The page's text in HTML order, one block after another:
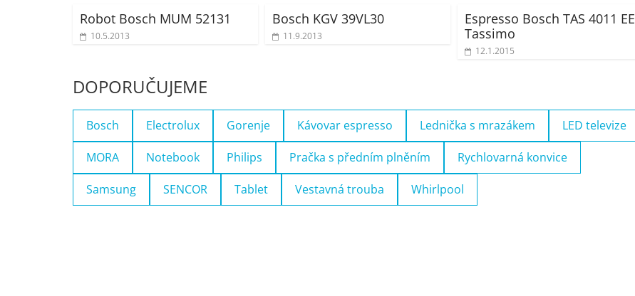
telefony,
kávovary,
Robot Bosch MUM 52131
10.5.2013
Bosch KGV 39VL30
11.9.2013
Espresso Bosch TAS 4011 EE
Tassimo
12.1.2015
DOPORUČUJEME
Bosch Electrolux Gorenje Kávovar espresso Lednička s mrazákem LED televize
MORA Notebook Philips Pračka s předním plněním Rychlovarná konvice
Samsung SENCOR Tablet Vestavná trouba Whirlpool